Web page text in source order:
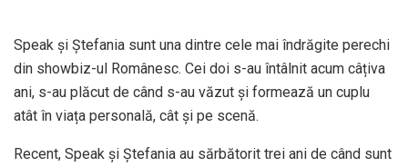
Speak și Ștefania sunt una dintre cele mai îndrăgite perechi
din showbiz-ul Românesc. Cei doi s-au întâlnit acum câțiva
ani, s-au plăcut de când s-au văzut și formează un cuplu
atât în viața personală, cât și pe scenă.
Recent, Speak și Ștefania au sărbătorit trei ani de când sunt